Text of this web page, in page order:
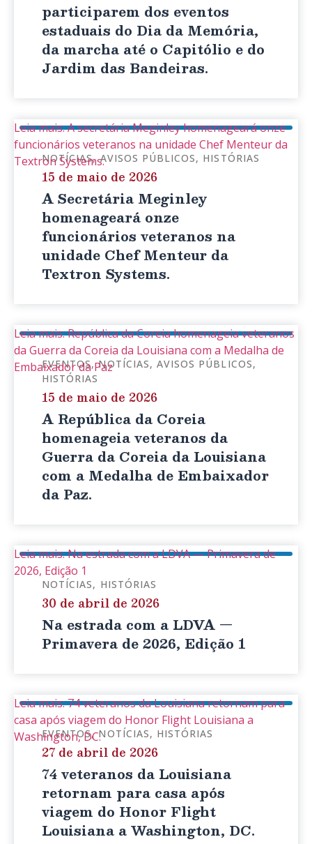
participarem dos eventos
estaduais do Dia da Memória,
da marcha até o Capitólio e do
Jardim das Bandeiras.
NOTÍCIAS AVISOS PÚBLICOS HISTÓRIAS
15 de maio de 2026
A Secretária Meginley
homenageará onze
funcionários veteranos na
unidade Chef Menteur da
Textron Systems.
Leia mais: A secretária Meginley homenageará onze
funcionários veteranos na unidade Chef Menteur da
Textron Systems.
EVENTOS NOTÍCIAS
AVISOS PÚBLICOS
HISTÓRIAS
15 de maio de 2026
A República da Coreia
homenageia veteranos da
Guerra da Coreia da Louisiana
com a Medalha de Embaixador
da Paz.
Leia mais: República da Coreia homenageia veteranos
da Guerra da Coreia da Louisiana com a Medalha de
Embaixador da Paz
NOTÍCIAS HISTÓRIAS
30 de abril de 2026
Na estrada com a LDVA —
Primavera de 2026, Edição 1
Leia mais: Na estrada com a LDVA — Primavera de
2026, Edição 1
EVENTOS NOTÍCIAS HISTÓRIAS
27 de abril de 2026
74 veteranos da Louisiana
retornam para casa após
viagem do Honor Flight
Louisiana a Washington, DC.
Leia mais: 74 veteranos da Louisiana retornam para
casa após viagem do Honor Flight Louisiana a
Washington, DC.